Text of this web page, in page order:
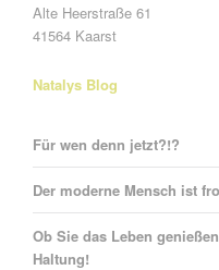
Alte Heerstraße 61
41564 Kaarst
Natalys Blog
Für wen denn jetzt?!?
Der moderne Mensch ist
Ob Sie das Leben
Haltung!